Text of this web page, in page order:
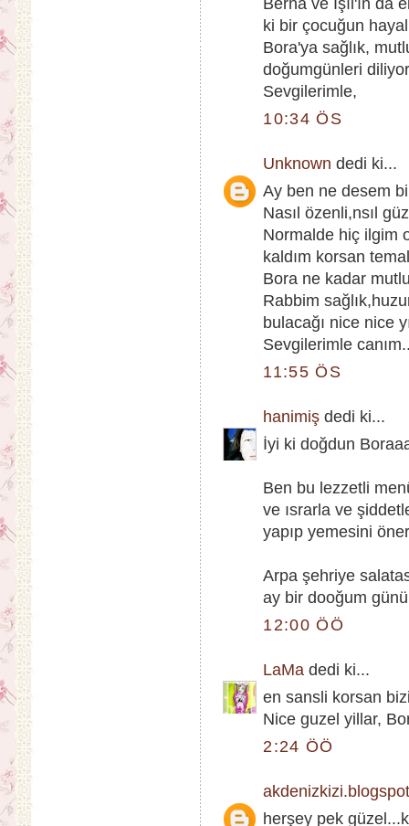
Berna ve Işıl'ın da
ki bir çocuğun
Bora'ya sağlık,
doğumgünleri
Sevgilerimle,
10:34 ÖS
Unknown dedi ki...
Ay ben ne desem
Nasıl özenli,nsıl
Normalde hiç ilgim
kaldım korsan
Bora ne kadar
Rabbim
bulacağı nice nice
Sevgilerimle
11:55 ÖS
hanimiş dedi ki...
İyi ki doğdun
Ben bu lezzetli
ve ısrarla ve
yapıp yemesini
Arpa şehriye
ay bir dooğum günü
12:00 ÖÖ
LaMa dedi ki...
en sansli korsan
Nice guzel yillar,
2:24 ÖÖ
herşey pek